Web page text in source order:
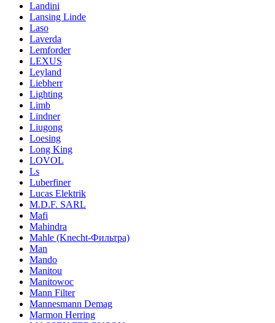
Landini
Lansing Linde
Laso
Laverda
Lemforder
LEXUS
Leyland
Liebherr
Lighting
Limb
Lindner
Liugong
Loesing
Long King
LOVOL
Ls
Luberfiner
Lucas Elektrik
M.D.F. SARL
Mafi
Mahindra
Mahle (Knecht-Фильтра)
Man
Mando
Manitou
Manitowoc
Mann Filter
Mannesmann Demag
Marmon Herring